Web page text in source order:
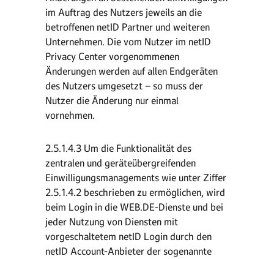
im Auftrag des Nutzers jeweils an die
betroffenen netID Partner und weiteren
Unternehmen. Die vom Nutzer im netID
Privacy Center vorgenommenen
Änderungen werden auf allen Endgeräten
des Nutzers umgesetzt – so muss der
Nutzer die Änderung nur einmal
vornehmen.
2.5.1.4.3 Um die Funktionalität des
zentralen und geräteübergreifenden
Einwilligungsmanagements wie unter Ziffer
2.5.1.4.2 beschrieben zu ermöglichen, wird
beim Login in die WEB.DE-Dienste und bei
jeder Nutzung von Diensten mit
vorgeschaltetem netID Login durch den
netID Account-Anbieter der sogenannte